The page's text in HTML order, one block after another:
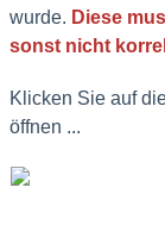
wurde. Diese
sonst nicht
Klicken Sie auf
öffnen ...